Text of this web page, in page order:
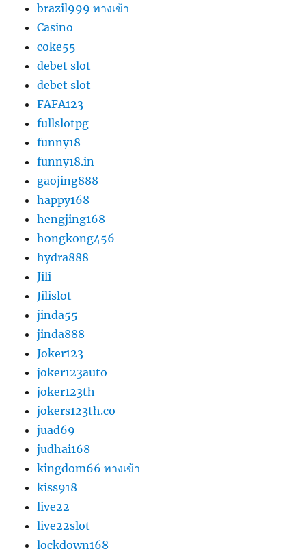
brazil999 ทางเข้า
Casino
coke55
debet slot
debet slot
FAFA123
fullslotpg
funny18
funny18.in
gaojing888
happy168
hengjing168
hongkong456
hydra888
Jili
Jilislot
jinda55
jinda888
Joker123
joker123auto
joker123th
jokers123th.co
juad69
judhai168
kingdom66 ทางเข้า
kiss918
live22
live22slot
lockdown168